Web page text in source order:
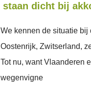
staan dicht bij
We kennen de situatie
Oostenrijk, Zwitserland,
Tot nu, want Vlaanderen
wegenvigne